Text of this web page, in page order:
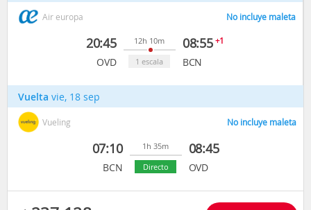
Air europa No incluye maleta
20:45
OVD
12h 10m
1 escala
08:55+1
BCN
Vuelta vie, 18 sep
Vueling No incluye maleta
07:10
BCN
1h 35m
Directo
08:45
OVD